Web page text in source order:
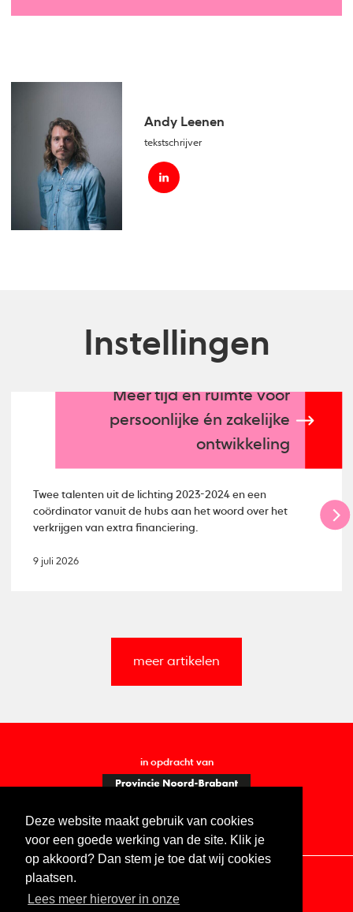
Deze website maakt gebruik van cookies
voor een goede werking van de site. Klik je
op akkoord? Dan stem je toe dat wij cookies
plaatsen.
Lees meer hierover in onze
Andy Leenen
tekstschrijver
Instellingen
Meer tijd en ruimte voor
persoonlijke én zakelijke
ontwikkeling
Twee talenten uit de lichting 2023-2024 en een
coördinator vanuit de hubs aan het woord over het
verkrijgen van extra financiering.
9 juli 2026
meer artikelen
in opdracht van
Contact Vacatures ANBI